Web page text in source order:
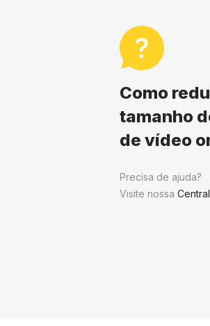
Como
tamanho
de vídeo
Precisa de ajuda?
Visite nossa